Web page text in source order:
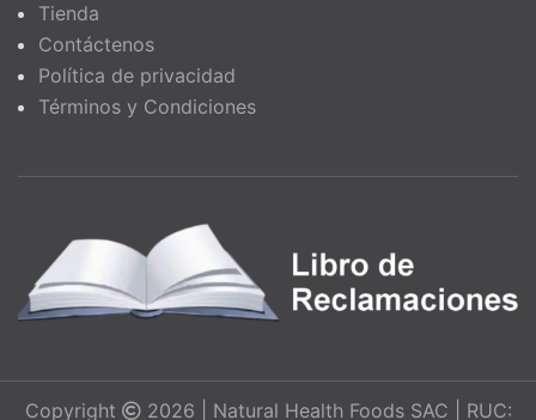
Tienda
Contáctenos
Política de privacidad
Términos y Condiciones
Copyright 2026 | Natural Health Foods SAC | RUC: